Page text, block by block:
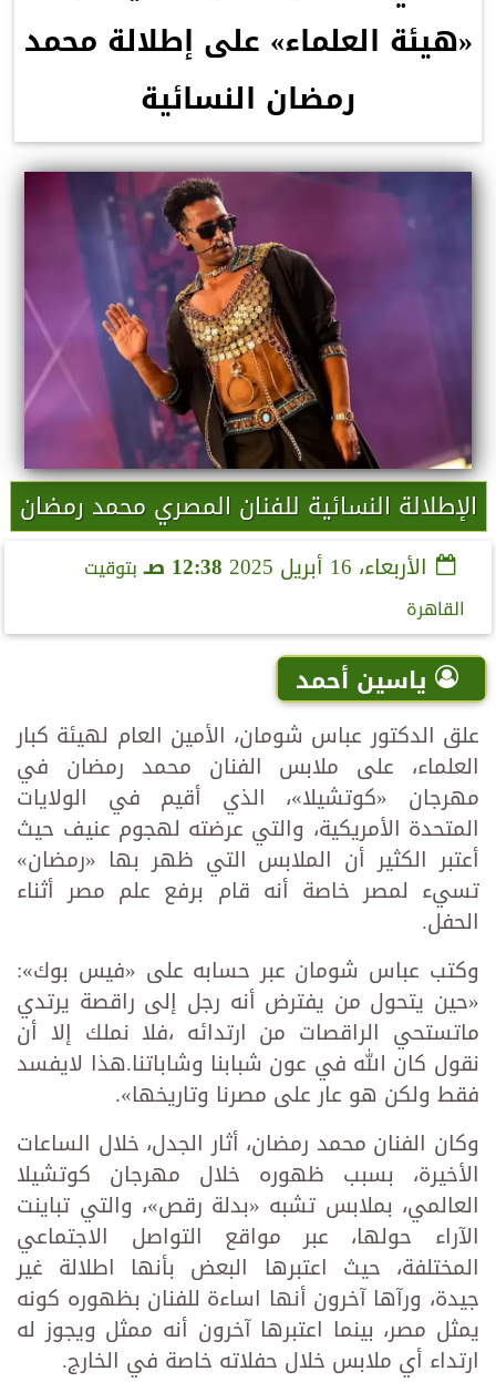
«هيئة العلماء» على إطلالة محمد
رمضان النسائية
الإطلالة النسائية للفنان المصري محمد رمضان
الأربعاء، 16 أبريل 2025 12:38 صـ
بتوقيت
القاهرة
ياسين أحمد
علق الدكتور عباس شومان، الأمين العام لهيئة كبار
العلماء، على ملابس الفنان محمد رمضان في
مهرجان «كوتشيلا»، الذي أقيم في الولايات
المتحدة الأمريكية، والتي عرضته لهجوم عنيف حيث
أعتبر الكثير أن الملابس التي ظهر بها «رمضان»
تسيء لمصر خاصة أنه قام برفع علم مصر أثناء
الحفل.
وكتب عباس شومان عبر حسابه على «فيس بوك»:
«حين يتحول من يفترض أنه رجل إلى راقصة يرتدي
ماتستحي الراقصات من ارتدائه ،فلا نملك إلا أن
نقول كان الله في عون شبابنا وشاباتنا.هذا لايفسد
فقط ولكن هو عار على مصرنا وتاريخها».
وكان الفنان محمد رمضان، أثار الجدل، خلال الساعات
الأخيرة، بسبب ظهوره خلال مهرجان كوتشيلا
العالمي، بملابس تشبه «بدلة رقص»، والتي تباينت
الآراء حولها، عبر مواقع التواصل الاجتماعي
المختلفة، حيث اعتبرها البعض بأنها اطلالة غير
جيدة، ورآها آخرون أنها اساءة للفنان بظهوره كونه
يمثل مصر، بينما اعتبرها آخرون أنه ممثل ويجوز له
ارتداء أي ملابس خلال حفلاته خاصة في الخارج.